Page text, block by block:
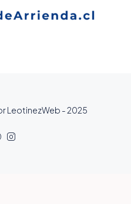
LeotinezWeb - 2025